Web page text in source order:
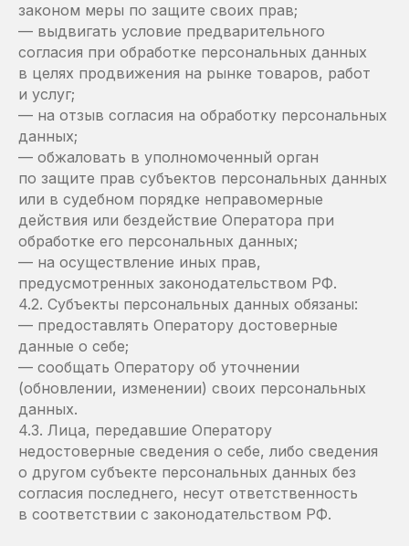
законом меры по защите своих прав;
— выдвигать условие предварительного
согласия при обработке персональных данных
в целях продвижения на рынке товаров, работ
и услуг;
— на отзыв согласия на обработку персональных
данных;
— обжаловать в уполномоченный орган
по защите прав субъектов персональных данных
или в судебном порядке неправомерные
действия или бездействие Оператора при
обработке его персональных данных;
— на осуществление иных прав,
предусмотренных законодательством РФ.
4.2. Субъекты персональных данных обязаны:
— предоставлять Оператору достоверные
данные о себе;
— сообщать Оператору об уточнении
(обновлении, изменении) своих персональных
данных.
4.3. Лица, передавшие Оператору
недостоверные сведения о себе, либо сведения
о другом субъекте персональных данных без
согласия последнего, несут ответственность
в соответствии с законодательством РФ.